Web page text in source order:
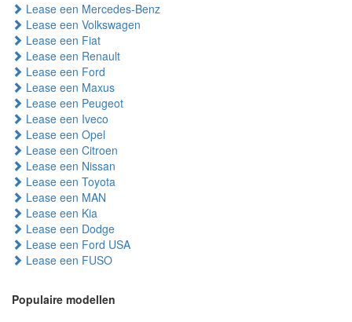
Lease een Mercedes-Benz
Lease een Volkswagen
Lease een Fiat
Lease een Renault
Lease een Ford
Lease een Maxus
Lease een Peugeot
Lease een Iveco
Lease een Opel
Lease een Citroen
Lease een Nissan
Lease een Toyota
Lease een MAN
Lease een Kia
Lease een Dodge
Lease een Ford USA
Lease een FUSO
Populaire modellen